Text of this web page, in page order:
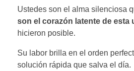
Ustedes son el alma silenciosa
son el corazón latente de esta
hicieron posible.
Su labor brilla en el orden
solución rápida que salva el día.